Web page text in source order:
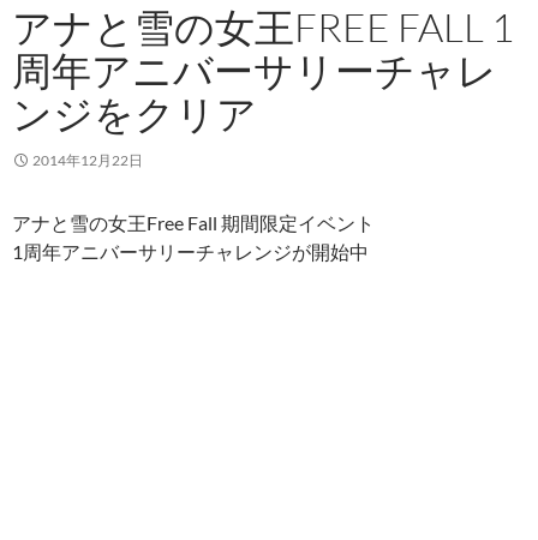
アナと雪の女王FREE FALL 1
周年アニバーサリーチャレ
ンジをクリア
2014年12月22日
アナと雪の女王Free Fall 期間限定イベント
1周年アニバーサリーチャレンジが開始中